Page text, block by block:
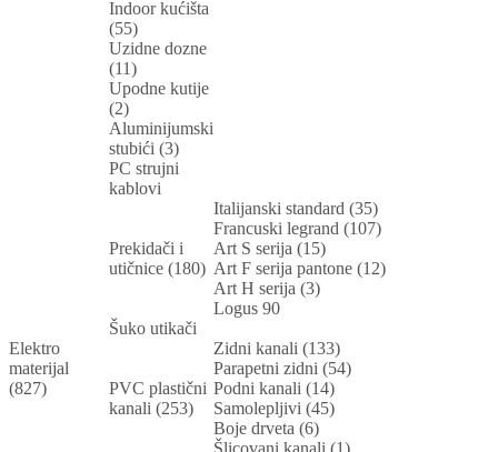
Elektro
materijal
(827)
Indoor kućišta
(55)
Uzidne dozne
(11)
Upodne kutije
(2)
Aluminijumski
stubići (3)
PC strujni
kablovi
Prekidači i
utičnice (180)
Italijanski standard (35)
Francuski legrand (107)
Art S serija (15)
Art F serija pantone (12)
Art H serija (3)
Logus 90
Šuko utikači
PVC plastični
kanali (253)
Zidni kanali (133)
Parapetni zidni (54)
Podni kanali (14)
Samolepljivi (45)
Boje drveta (6)